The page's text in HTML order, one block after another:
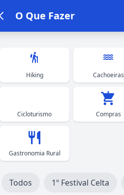
O Que Fazer
hiking
Hiking
water
Cachoeiras
Cicloturismo Compras
Gastronomia Rural
Todos 1º Festival Celta